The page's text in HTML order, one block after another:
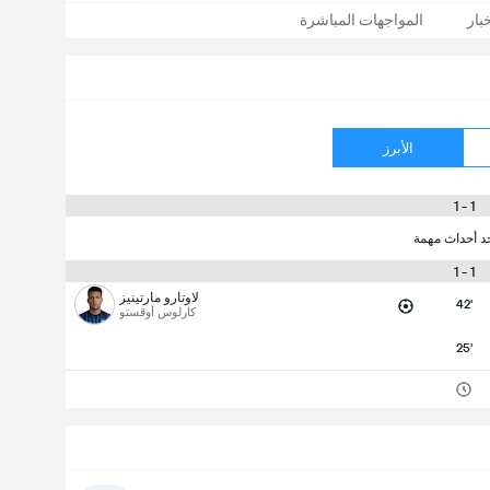
المواجهات المباشرة
الأبرز
1 - 1
أحداث مهمة
1 - 1
42' لاوتارو مارتينيز
كارلوس أوقستو
25'